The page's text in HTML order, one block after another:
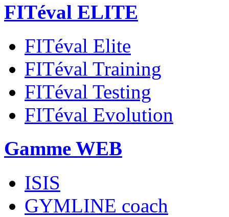
FITéval ELITE
FITéval Elite
FITéval Training
FITéval Testing
FITéval Evolution
Gamme WEB
ISIS
GYMLINE coach